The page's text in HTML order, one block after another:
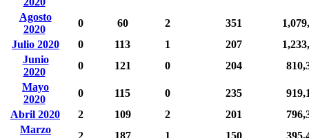
Agosto
2020
0 60 2 351
Julio 2020
0 113 1 207
Junio
2020
0 121 0 204
Mayo
2020
0 115 0 235
Abril 2020
2 109 2 201
Marzo
2 187 1 150